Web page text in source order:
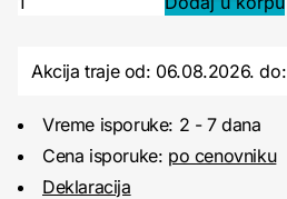
Akcija traje od: 06.08.2026.do:
Vreme isporuke: 2 - 7 dana
Cena isporuke: po cenovniku
Deklaracija